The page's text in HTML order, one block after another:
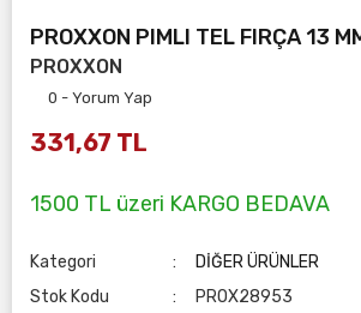
PROXXON PIMLI TEL FIRÇA 13
PROXXON
0 - Yorum Yap
331,67 TL
1500 TL üzeri KARGO BEDAVA
Kategori
DİĞER ÜRÜNLER
Stok Kodu
PROX28953